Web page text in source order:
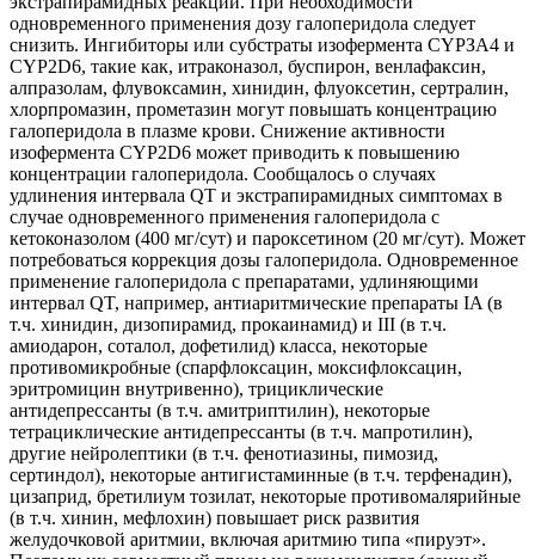
одновременного применения дозу галоперидола следует
снизить. Ингибиторы или субстраты изофермента СYРЗА4 и
CYP2D6, такие как, итраконазол, буспирон, венлафаксин,
алпразолам, флувоксамин, хинидин, флуоксетин, сертралин,
хлорпромазин, прометазин могут повышать концентрацию
галоперидола в плазме крови. Снижение активности
изофермента CYP2D6 может приводить к повышению
концентрации галоперидола. Сообщалось о случаях
удлинения интервала QT и экстрапирамидных симптомах в
случае одновременного применения галоперидола с
кетоконазолом (400 мг/сут) и пароксетином (20 мг/сут). Может
потребоваться коррекция дозы галоперидола. Одновременное
применение галоперидола с препаратами, удлиняющими
интервал QT, например, антиаритмические препараты IA (в
т.ч. хинидин, дизопирамид, прокаинамид) и III (в т.ч.
амиодарон, соталол, дофетилид) класса, некоторые
противомикробные (спарфлоксацин, моксифлоксацин,
эритромицин внутривенно), трициклические
антидепрессанты (в т.ч. амитриптилин), некоторые
тетрациклические антидепрессанты (в т.ч. мапротилин),
другие нейролептики (в т.ч. фенотиазины, пимозид,
сертиндол), некоторые антигистаминные (в т.ч. терфенадин),
цизаприд, бретилиум тозилат, некоторые противомалярийные
(в т.ч. хинин, мефлохин) повышает риск развития
желудочковой аритмии, включая аритмию типа «пируэт».